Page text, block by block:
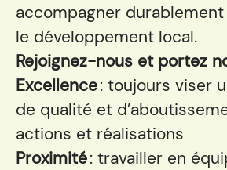
accompagner
le développement local.
Rejoignez-nous et portez
Excellence: toujours viser
de qualité et
actions et réalisations
Proximité: travailler en